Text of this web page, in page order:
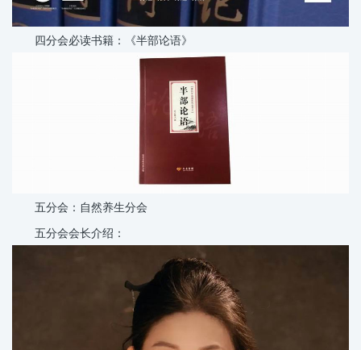
四分会必读书籍：《半部论语》
五分会：自然养生分会
五分会会长介绍：